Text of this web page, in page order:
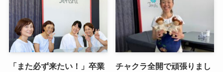
「また必ず来たい！」卒業
チャクラ全開で頑張りまし